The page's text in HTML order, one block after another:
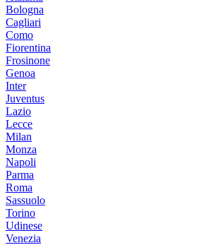
Bologna
Cagliari
Como
Fiorentina
Frosinone
Genoa
Inter
Juventus
Lazio
Lecce
Milan
Monza
Napoli
Parma
Roma
Sassuolo
Torino
Udinese
Venezia